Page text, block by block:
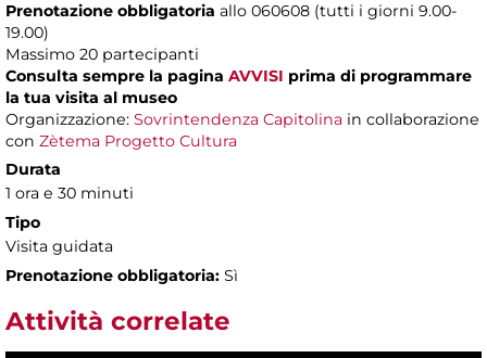
Prenotazione obbligatoria allo 060608 (tutti i giorni 9.00-
19.00)
Massimo 20 partecipanti
Consulta sempre la pagina AVVISI prima di programmare
la tua visita al museo
Organizzazione: Sovrintendenza Capitolina in collaborazione
con Zètema Progetto Cultura
Durata
1 ora e 30 minuti
Tipo
Visita guidata
Prenotazione obbligatoria: Sì
Attività correlate